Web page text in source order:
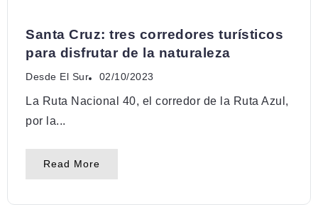
Santa Cruz: tres corredores turísticos
para disfrutar de la naturaleza
Desde El Sur 02/10/2023
La Ruta Nacional 40, el corredor de la Ruta Azul,
por la...
Read More